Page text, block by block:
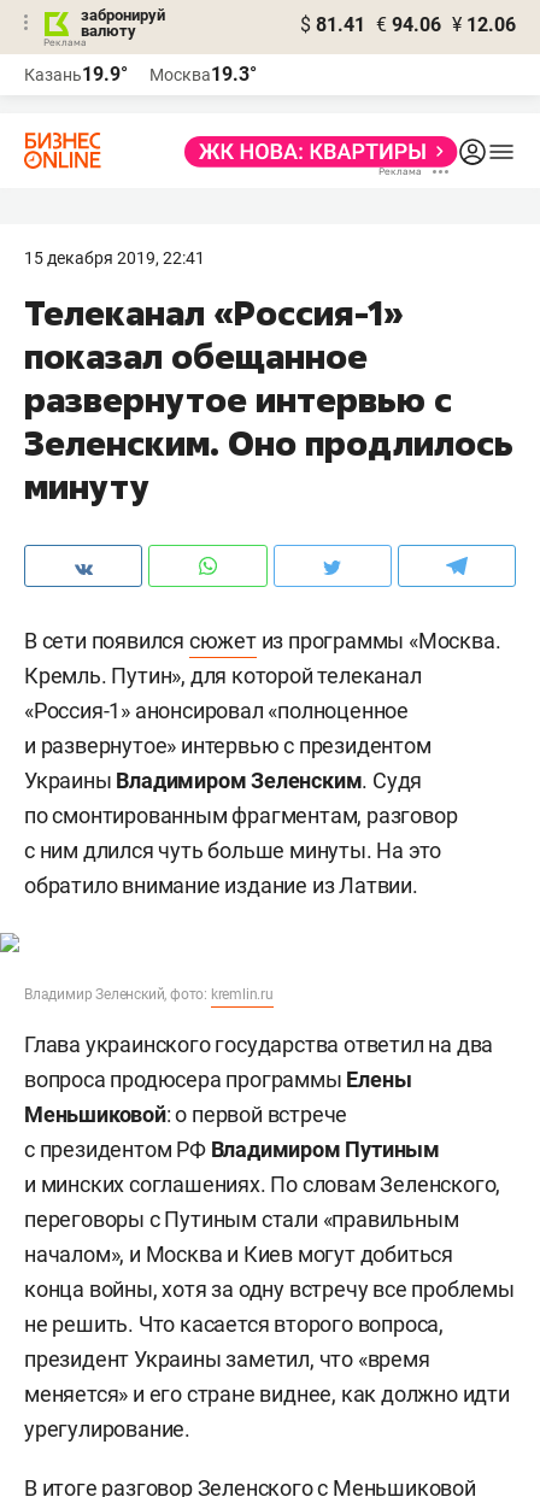
забронируй
валюту
$ 81.41 € 94.06 ¥ 12.06
Казань19.9° Москва19.3°
15 декабря 2019, 22:41
Телеканал «Россия-1»
показал обещанное
развернутое интервью с
Зеленским. Оно продлилось
минуту
В сети появился сюжетиз программы «Москва.
Кремль. Путин», для которой телеканал
«Россия-1» анонсировал «полноценное
и развернутое» интервью с президентом
Украины Владимиром Зеленским. Судя
по смонтированным фрагментам, разговор
с ним длился чуть больше минуты. На это
обратило внимание издание из Латвии.
Владимир Зеленский, фото: kremlin.ru
Глава украинского государства ответил на два
вопроса продюсера программы Елены
Меньшиковой: о первой встрече
с президентом РФ Владимиром Путиным
и минских соглашениях. По словам Зеленского,
переговоры с Путиным стали «правильным
началом», и Москва и Киев могут добиться
конца войны, хотя за одну встречу все проблемы
не решить. Что касается второго вопроса,
президент Украины заметил, что «время
меняется» и его стране виднее, как должно идти
урегулирование.
В итоге разговор Зеленского с Меньшиковой